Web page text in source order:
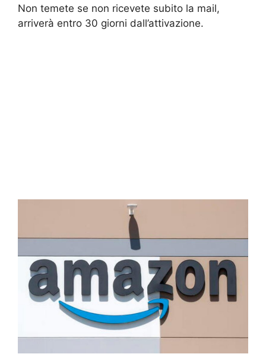
Non temete se non ricevete subito la mail,
arriverà entro 30 giorni dall’attivazione.